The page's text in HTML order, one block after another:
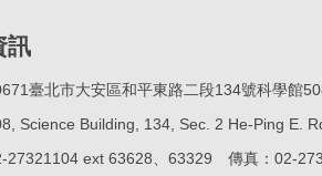
訊
臺北市大安區和平東路二段134號科學館
Science Building, 134, Sec. 2 He-Ping E.
27321104 ext 63628、63329 傳真：02-